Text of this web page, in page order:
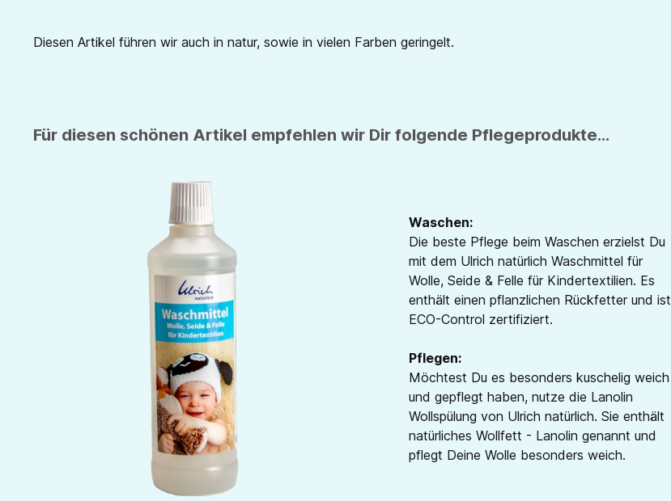
Diesen Artikel führen wir auch in natur, sowie in vielen Farben geringelt.
Für diesen schönen Artikel empfehlen wir Dir folgende Pflegeprodukte...
Waschen:
Die beste Pflege beim Waschen erzielst Du
mit dem Ulrich natürlich Waschmittel für
Wolle, Seide & Felle für Kindertextilien. Es
enthält einen pflanzlichen Rückfetter und ist
ECO-Control zertifiziert.
Pflegen:
Möchtest Du es besonders kuschelig weich
und gepflegt haben, nutze die Lanolin
Wollspülung von Ulrich natürlich. Sie enthält
natürliches Wollfett - Lanolin genannt und
pflegt Deine Wolle besonders weich.